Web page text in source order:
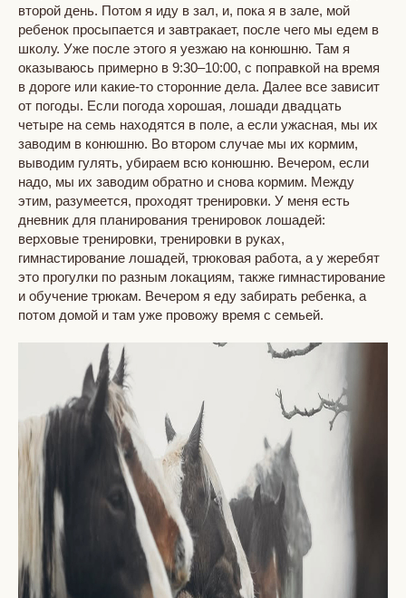
второй день. Потом я иду в зал, и, пока я в зале, мой
ребенок просыпается и завтракает, после чего мы едем в
школу. Уже после этого я уезжаю на конюшню. Там я
оказываюсь примерно в 9:30–10:00, с поправкой на время
в дороге или какие-то сторонние дела. Далее все зависит
от погоды. Если погода хорошая, лошади двадцать
четыре на семь находятся в поле, а если ужасная, мы их
заводим в конюшню. Во втором случае мы их кормим,
выводим гулять, убираем всю конюшню. Вечером, если
надо, мы их заводим обратно и снова кормим. Между
этим, разумеется, проходят тренировки. У меня есть
дневник для планирования тренировок лошадей:
верховые тренировки, тренировки в руках,
гимнастирование лошадей, трюковая работа, а у жеребят
это прогулки по разным локациям, также гимнастирование
и обучение трюкам. Вечером я еду забирать ребенка, а
потом домой и там уже провожу время с семьей.